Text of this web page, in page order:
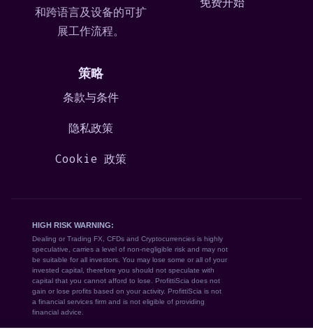
和跨语言及设备的可扩
展工作流程。
策略
条款与条件
隐私政策
Cookie 政策